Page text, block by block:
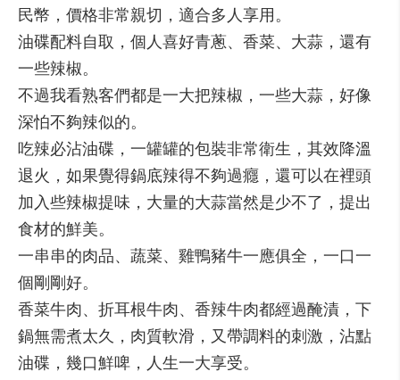
民幣，價格非常親切，適合多人享用。
油碟配料自取，個人喜好青蔥、香菜、大蒜，還有
一些辣椒。
不過我看熟客們都是一大把辣椒，一些大蒜，好像
深怕不夠辣似的。
吃辣必沾油碟，一罐罐的包裝非常衛生，其效降溫
退火，如果覺得鍋底辣得不夠過癮，還可以在裡頭
加入些辣椒提味，大量的大蒜當然是少不了，提出
食材的鮮美。
一串串的肉品、蔬菜、雞鴨豬牛一應俱全，一口一
個剛剛好。
香菜牛肉、折耳根牛肉、香辣牛肉都經過醃漬，下
鍋無需煮太久，肉質軟滑，又帶調料的刺激，沾點
油碟，幾口鮮啤，人生一大享受。